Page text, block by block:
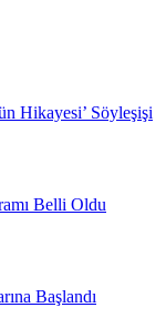
Hikayesi’ Söyleşişi
Belli Oldu
Başlandı